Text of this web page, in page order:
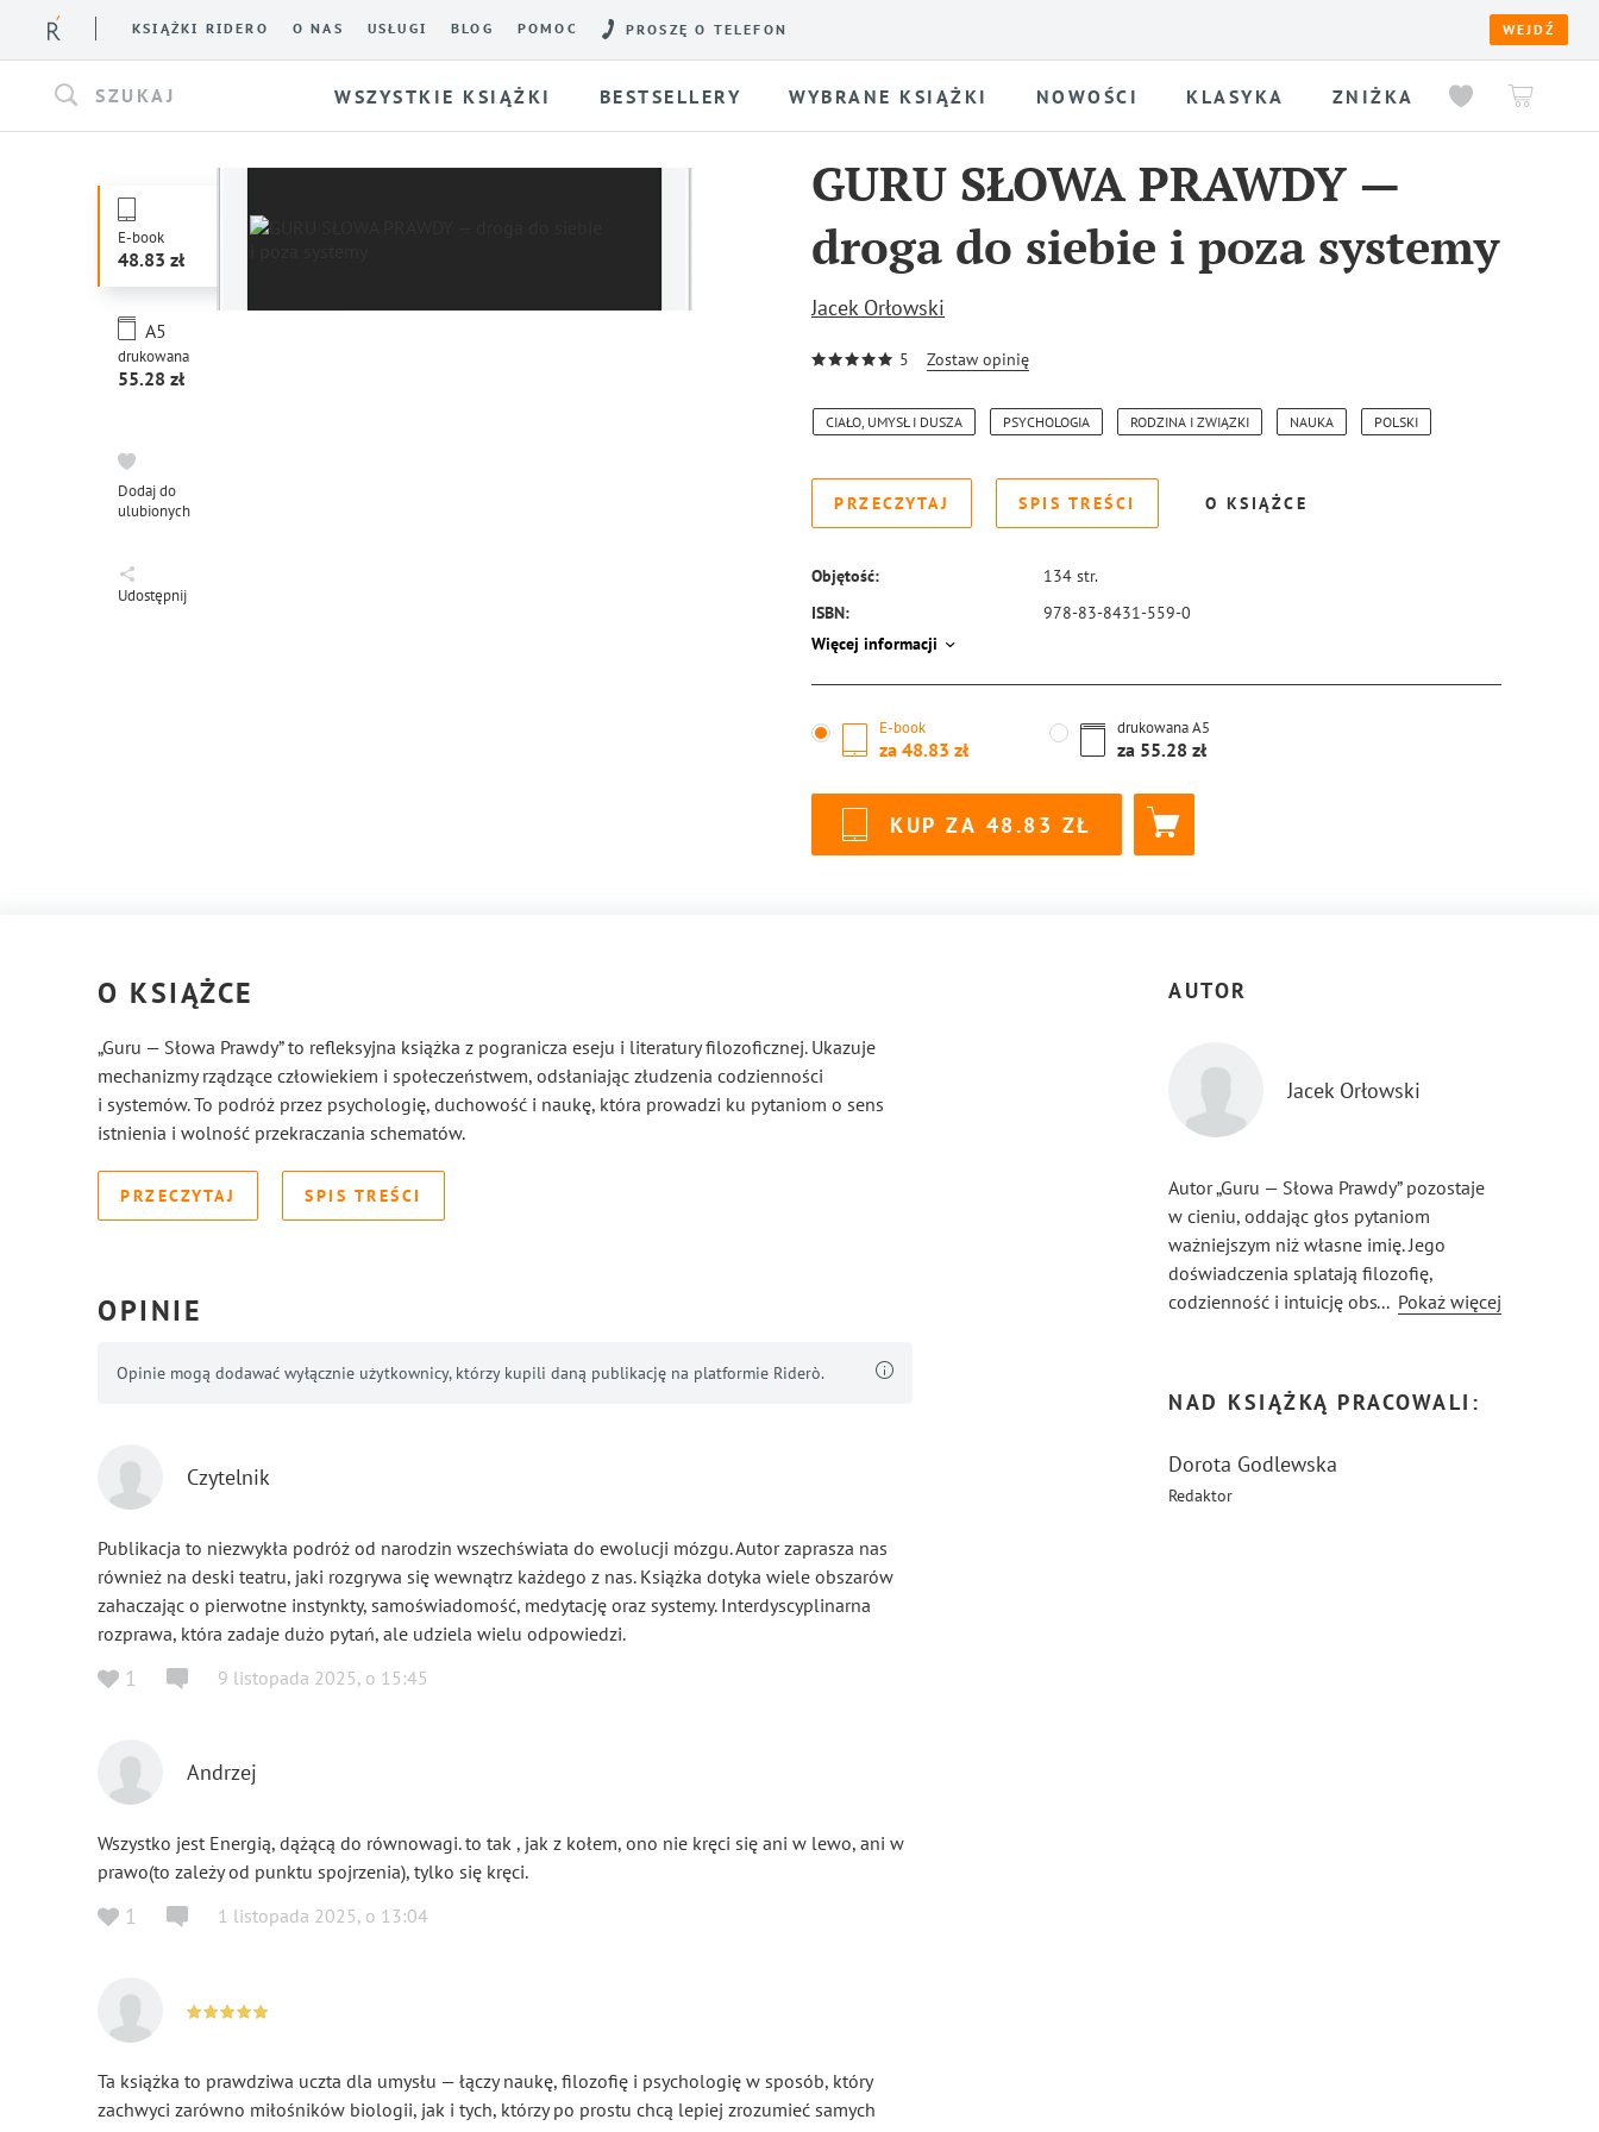
KSIĄŻKI RIDERO O NAS USŁUGI BLOG POMOC PROSZĘ O TELEFON WEJDŹ
SZUKAJ WSZYSTKIE KSIĄŻKI BESTSELLERY WYBRANE KSIĄŻKI NOWOŚCI KLASYKA ZNIŻKA
E-book
48.83
drukowana
A5
55.28
Dodaj do
ulubionych
Udostępnij
GURU SŁOWA PRAWDY —
droga do siebie i poza systemy
Jacek Orłowski
5 Zostaw opinię
CIAŁO, UMYSŁ I DUSZA PSYCHOLOGIA RODZINA I ZWIĄZKI NAUKA POLSKI
PRZECZYTAJ SPIS TREŚCI O KSIĄŻCE
Objętość: 134 str.
ISBN:
978-83-8431-559-0
Więcej informacji
E-book
za 48.83
drukowanaA5
za 55.28
KUP ZA 48.83
O KSIĄŻCE
„Guru — Słowa Prawdy” to refleksyjna książka z pogranicza eseju i literatury filozoficznej. Ukazuje
mechanizmy rządzące człowiekiem i społeczeństwem, odsłaniając złudzenia codzienności
i systemów. To podróż przez psychologię, duchowość i naukę, która prowadzi ku pytaniom o sens
istnienia i wolność przekraczania schematów.
PRZECZYTAJ SPIS TREŚCI
OPINIE
Opinie mogą dodawać wyłącznie użytkownicy, którzy kupili daną publikację na platformie Riderò.
Czytelnik
Publikacja to niezwykła podróż od narodzin wszechświata do ewolucji mózgu. Autor zaprasza nas
również na deski teatru, jaki rozgrywa się wewnątrz każdego z nas. Książka dotyka wiele obszarów
zahaczając o pierwotne instynkty, samoświadomość, medytację oraz systemy. Interdyscyplinarna
rozprawa, która zadaje dużo pytań, ale udziela wielu odpowiedzi.
1 9 listopada 2025, o 15:45
Andrzej
Wszystko jest Energią, dążącą do równowagi. to tak , jak z kołem, ono nie kręci się ani w lewo, ani w
prawo(to zależy od punktu spojrzenia), tylko się kręci.
1 1 listopada 2025, o 13:04
Ta książka to prawdziwa uczta dla umysłu — łączy naukę, filozofię i psychologię w sposób, który
zachwyci zarówno miłośników biologii, jak i tych, którzy po prostu chcą lepiej zrozumieć samych
AUTOR
Jacek Orłowski
Autor „Guru — Słowa Prawdy” pozostaje
w cieniu, oddając głos pytaniom
ważniejszym niż własne imię. Jego
doświadczenia splatają filozofię,
codzienność i intuicję obserwatora,
... Pokaż więcej
NAD KSIĄŻKĄ PRACOWALI:
Dorota Godlewska
Redaktor